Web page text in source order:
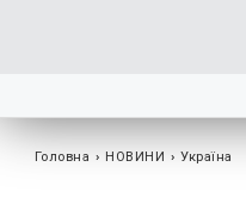
Головна › НОВИНИ › Україна